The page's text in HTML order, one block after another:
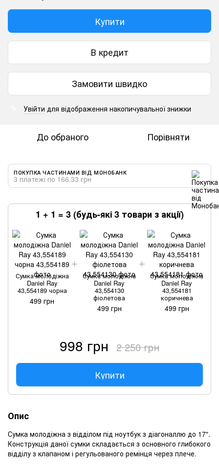
Купити
В кредит
Замовити швидко
Увійти для відображення накопичувальної знижки
До обраного Порівняти
ПОКУПКА ЧАСТИНАМИ ВІД МОНОБАНК
3 платежі по 166.33 грн
1 + 1 = 3 (будь-які 3 товари з акції)
Сумка молодіжна
Daniel Ray
43,554189 чорна
499 грн
Сумка молодіжна
Daniel Ray
43,554130
фіолетова
499 грн
Сумка молодіжна
Daniel Ray
43,554181
коричнева
499 грн
998 грн 2 250 грн
Купити
Опис
Сумка молодіжна з відділом під ноутбук з діагоналлю до 17".
Конструкція даної сумки складається з основного глибокого
відділу з клапаном і регульованого ремінця через плече.